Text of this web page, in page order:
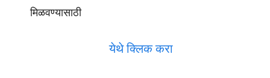
मिळवण्यासाठी
येथे क्लिक करा